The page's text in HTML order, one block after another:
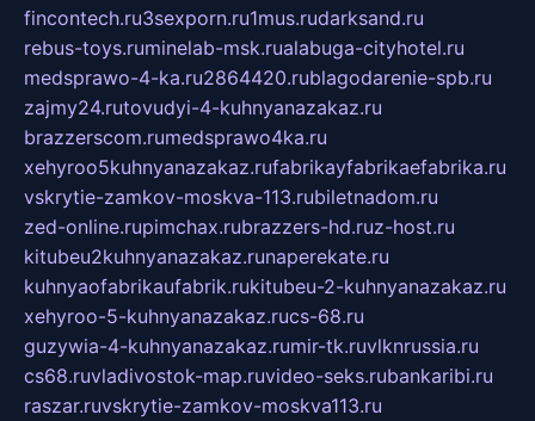
fincontech.ru3sexporn.ru1mus.rudarksand.ru
rebus-toys.ruminelab-msk.rualabuga-cityhotel.ru
medsprawo-4-ka.ru2864420.rublagodarenie-spb.ru
zajmy24.rutovudyi-4-kuhnyanazakaz.ru
brazzerscom.rumedsprawo4ka.ru
xehyroo5kuhnyanazakaz.rufabrikayfabrikaefabrika.ru
vskrytie-zamkov-moskva-113.rubiletnadom.ru
zed-online.rupimchax.rubrazzers-hd.ruz-host.ru
kitubeu2kuhnyanazakaz.runaperekate.ru
kuhnyaofabrikaufabrik.rukitubeu-2-kuhnyanazakaz.ru
xehyroo-5-kuhnyanazakaz.rucs-68.ru
guzywia-4-kuhnyanazakaz.rumir-tk.ruvlknrussia.ru
cs68.ruvladivostok-map.ruvideo-seks.rubankaribi.ru
raszar.ruvskrytie-zamkov-moskva113.ru